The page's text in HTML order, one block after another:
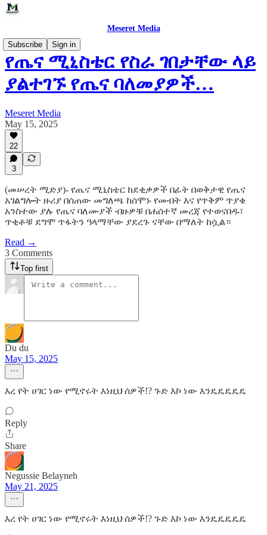
Meseret Media
Subscribe
Sign in
የጤና ሚኒስቴር የስራ ገበታቸው ላይ
ያልተገኙ የጤና ባለመያዎች…
Meseret Media
May 15, 2025
22
3
(መሠረት ሚድያ)- የጤና ሚኒስቴር ከደቂቃዎች በፊት በወቅታዊ የጤና
አገልግሎት ዙሪያ በሰጠው መግለጫ ከሰሞኑ የመብት እና የጥቅም ጥያቄ
አንስተው ያሉ የጤና ባለሙያች ብዙዎቹ በሐሰተኛ መረጃ የተወናበዱ፣
ጥቂቶቹ ደግሞ ጥፋትን ዓላማቸው ያደረጉ ናቸው በማለት ከሷል።
Read →
3 Comments
Top first
Du du
May 15, 2025
እረ የት ሀገር ነው የሚኖሩት እነዚህ ሰዎች!? ጉድ እኮ ነው እንዴዴዴዴዴ
Reply
Share
Negussie Belayneh
May 21, 2025
እረ የት ሀገር ነው የሚኖሩት እነዚህ ሰዎች!? ጉድ እኮ ነው እንዴዴዴዴዴ